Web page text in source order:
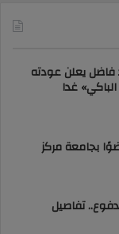
محمد فاضل يعلن عودته
غدا
تعقد دورة لـ20 عضوًا بجامعة مركز
تفاصيل